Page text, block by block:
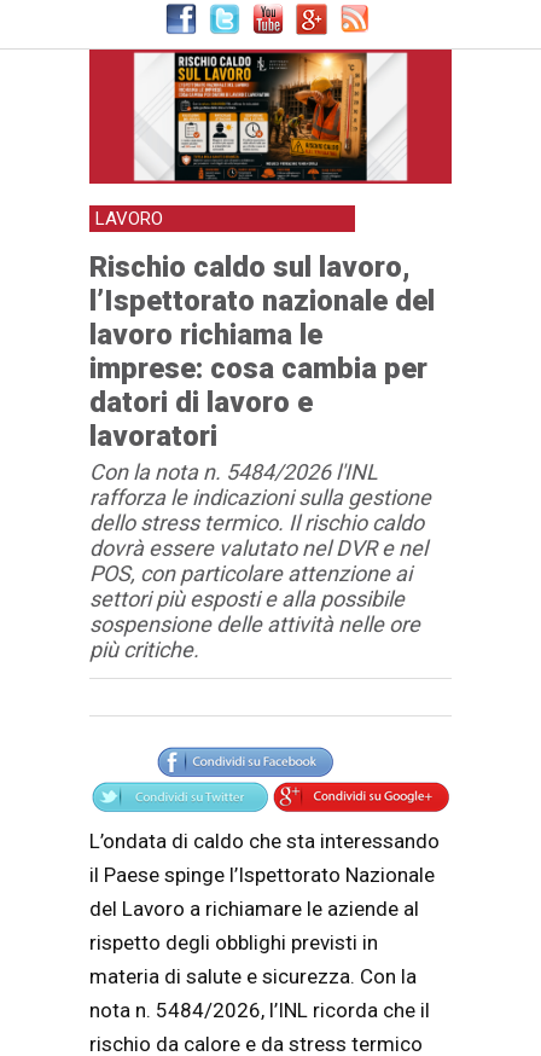
LAVORO
Rischio caldo sul lavoro,
l’Ispettorato nazionale del
lavoro richiama le
imprese: cosa cambia per
datori di lavoro e
lavoratori
Con la nota n. 5484/2026 l'INL
rafforza le indicazioni sulla gestione
dello stress termico. Il rischio caldo
dovrà essere valutato nel DVR e nel
POS, con particolare attenzione ai
settori più esposti e alla possibile
sospensione delle attività nelle ore
più critiche.
Articolo
Testo articolo principale
L’ondata di caldo che sta interessando
il Paese spinge l’Ispettorato Nazionale
del Lavoro a richiamare le aziende al
rispetto degli obblighi previsti in
materia di salute e sicurezza. Con la
nota n. 5484/2026, l’INL ricorda che il
rischio da calore e da stress termico